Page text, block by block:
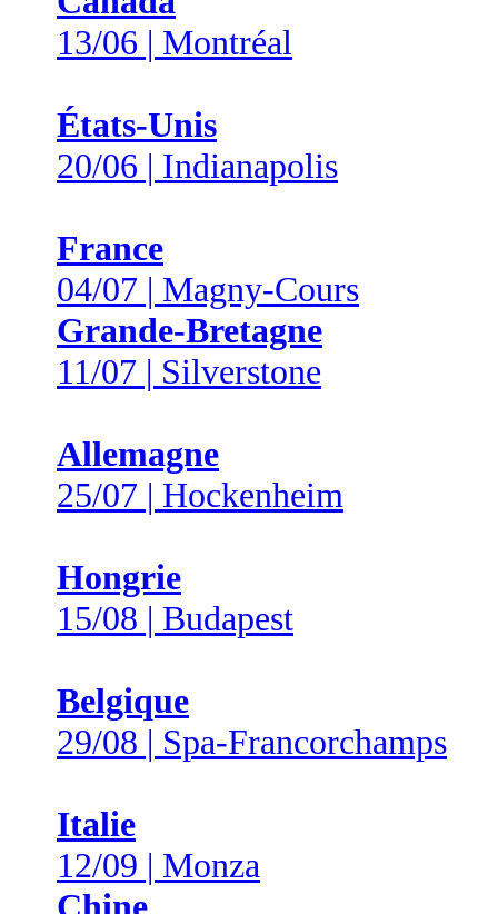
13/06 | Montréal
États-Unis
20/06 | Indianapolis
France
04/07 | Magny-Cours
Grande-Bretagne
11/07 | Silverstone
Allemagne
25/07 | Hockenheim
Hongrie
15/08 | Budapest
Belgique
29/08 | Spa-Francorchamps
Italie
12/09 | Monza